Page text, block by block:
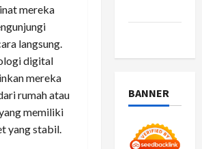
mereka
langsung.
digital
mereka
rumah atau
memiliki
yang stabil.
BANNER